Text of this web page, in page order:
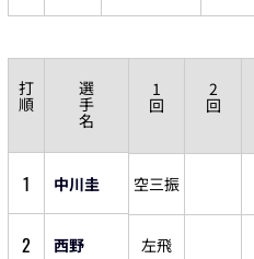
打
順
選
手
名
1
回
2
回
1 中川圭 空三振
2 西野 左飛